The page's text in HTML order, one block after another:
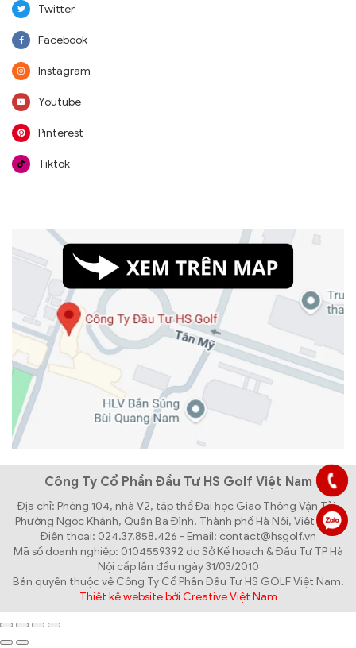
Twitter
Facebook
Instagram
Youtube
Pinterest
Tiktok
Công Ty Cổ Phần Đầu Tư HS Golf Việt Nam
Địa chỉ: Phòng 104, nhà V2, tập thể Đại học Giao Thông Vận Tải,
Phường Ngọc Khánh, Quận Ba Đình, Thành phố Hà Nội, Việt Nam
Điện thoại: 024.37.858.426 - Email: contact@hsgolf.vn
Mã số doanh nghiệp: 0104559392 do Sở Kế hoạch & Đầu Tư TP Hà
Nội cấp lần đầu ngày 31/03/2010
Bản quyền thuộc về Công Ty Cổ Phần Đầu Tư HS GOLF Việt Nam.
Thiết kế website bởi Creative Việt Nam